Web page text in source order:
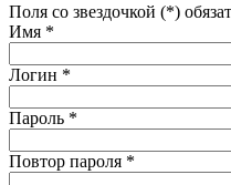
Поля со звездочкой (*)
Имя *
Логин *
Пароль *
Повтор пароля *